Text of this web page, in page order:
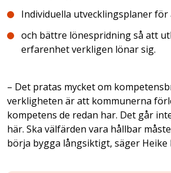
Individuella utvecklingsplaner för
och bättre lönespridning så att
erfarenhet verkligen lönar sig.
– Det pratas mycket om
verkligheten är att kommunerna
kompetens de redan har. Det går
här. Ska välfärden vara hållbar
börja bygga långsiktigt, säger Heike